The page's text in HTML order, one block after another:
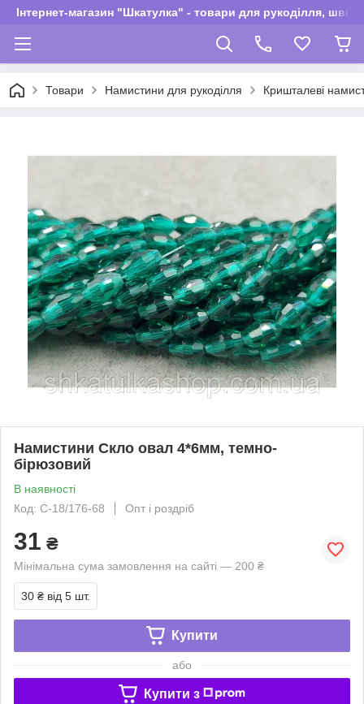
Інтернет-магазин "Шкатулка" - товари для рукоділля,
Товари Намистини для рукоділля Кришталеві
Намистини Скло овал 4*6мм, темно-
бірюзовий
В наявності
Код: С-18/176-68
Опт і роздріб
31 ₴
Мінімальна сума замовлення на сайті — 200 ₴
30 ₴ від 5 шт.
Купити
або
Купити з